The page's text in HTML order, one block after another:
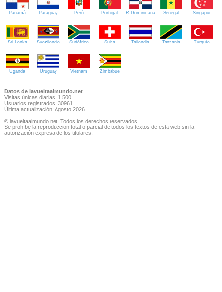
Panamá Paraguay Perú Portugal R.Dominicana Senegal Singapur
Sri Lanka Suazilandia Sudáfrica Suiza Tailandia Tanzania Turquía
Uganda Uruguay Vietnam Zimbabue
Datos de lavueltaalmundo.net
Visitas únicas diarias: 1.500
Usuarios registrados: 30961
Última actualización: Agosto 2026
© lavueltaalmundo.net. Todos los derechos reservados.
Se prohíbe la reproducción total o parcial de todos los textos de esta web sin la
autorización expresa de los titulares.